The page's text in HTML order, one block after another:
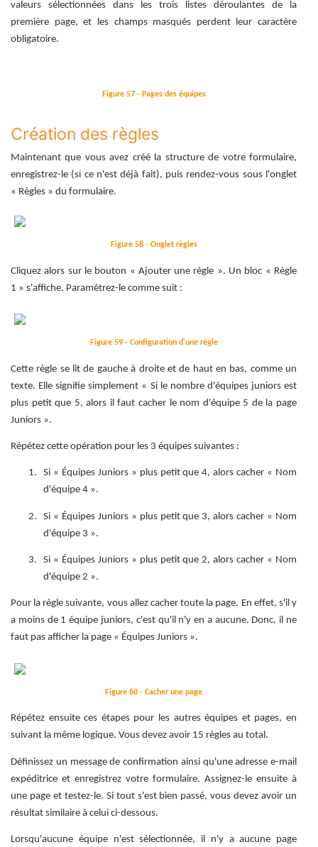
valeurs sélectionnées dans les trois listes déroulantes de la
première page, et les champs masqués perdent leur caractère
obligatoire.
Figure 57 - Pages des équipes
Création des règles
Maintenant que vous avez créé la structure de votre formulaire,
enregistrez-le (si ce n'est déjà fait), puis rendez-vous sous l'onglet
« Règles » du formulaire.
Figure 58 - Onglet règles
Cliquez alors sur le bouton « Ajouter une règle ». Un bloc « Règle
1 » s'affiche. Paramétrez-le comme suit :
Figure 59 - Configuration d'une règle
Cette règle se lit de gauche à droite et de haut en bas, comme un
texte. Elle signifie simplement « Si le nombre d'équipes juniors est
plus petit que 5, alors il faut cacher le nom d'équipe 5 de la page
Juniors ».
Répétez cette opération pour les 3 équipes suivantes :
Si « Équipes Juniors » plus petit que 4, alors cacher « Nom
d'équipe 4 ».
Si « Équipes Juniors » plus petit que 3, alors cacher « Nom
d'équipe 3 ».
Si « Équipes Juniors » plus petit que 2, alors cacher « Nom
d'équipe 2 ».
Pour la règle suivante, vous allez cacher toute la page. En effet, s'il y
a moins de 1 équipe juniors, c'est qu'il n'y en a aucune. Donc, il ne
faut pas afficher la page « Équipes Juniors ».
Figure 60 - Cacher une page
Répétez ensuite ces étapes pour les autres équipes et pages, en
suivant la même logique. Vous devez avoir 15 règles au total.
Définissez un message de confirmation ainsi qu'une adresse e-mail
expéditrice et enregistrez votre formulaire. Assignez-le ensuite à
une page et testez-le. Si tout s'est bien passé, vous devez avoir un
résultat similaire à celui ci-dessous.
Lorsqu'aucune équipe n'est sélectionnée, il n'y a aucune page